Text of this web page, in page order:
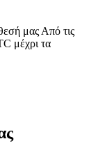
μας Από τις
μέχρι τα